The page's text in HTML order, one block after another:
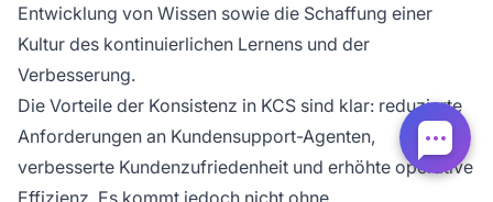
Entwicklung von Wissen sowie die Schaffung einer
Kultur des kontinuierlichen Lernens und der
Verbesserung.
Die Vorteile der Konsistenz in KCS sind klar: reduzierte
Anforderungen an Kundensupport-Agenten,
verbesserte Kundenzufriedenheit und erhöhte operative
Effizienz. Es kommt jedoch nicht ohne